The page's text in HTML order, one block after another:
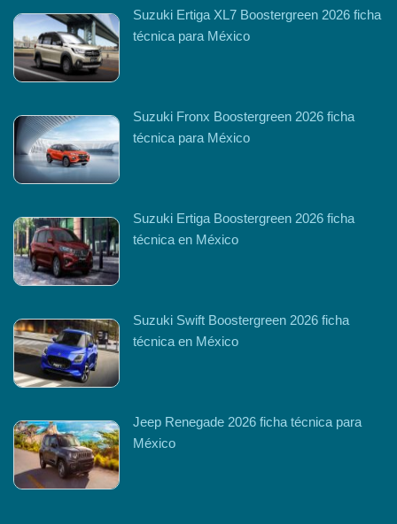
Suzuki Ertiga XL7 Boostergreen 2026 ficha
técnica para México
Suzuki Fronx Boostergreen 2026 ficha
técnica para México
Suzuki Ertiga Boostergreen 2026 ficha
técnica en México
Suzuki Swift Boostergreen 2026 ficha
técnica en México
Jeep Renegade 2026 ficha técnica para
México